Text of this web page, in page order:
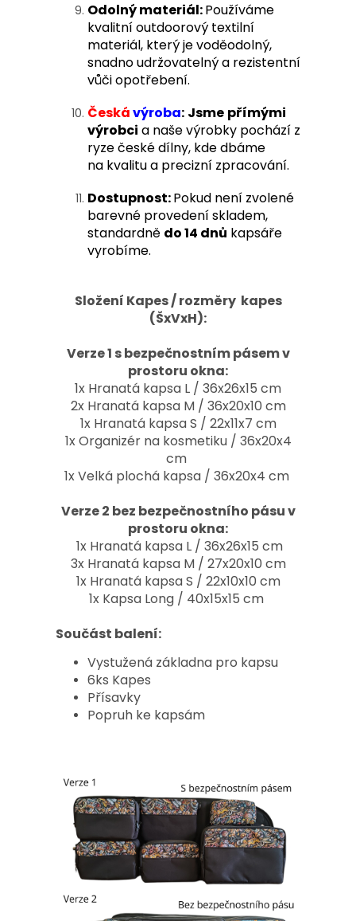
Odolný materiál:Používáme
kvalitní outdoorový textilní
materiál, který je voděodolný,
snadno udržovatelný a rezistentní
vůči opotřebení.
Českávýroba: Jsme přímými
výrobci a naše výrobky pochází z
ryze české dílny, kde dbáme
na kvalitu a precizní zpracování.
Dostupnost:Pokud není zvolené
barevné provedení skladem,
standardně do 14 dnů kapsáře
vyrobíme.
Složení Kapes / rozměry kapes
(ŠxVxH):
Verze 1 s bezpečnostním pásem v
prostoru okna:
1x Hranatá kapsa L / 36x26x15 cm
2x Hranatá kapsa M / 36x20x10 cm
1x Hranatá kapsa S / 22x11x7 cm
1x Organizér na kosmetiku / 36x20x4
cm
1x Velká plochá kapsa / 36x20x4 cm
Verze 2 bez bezpečnostního pásu v
prostoru okna:
1x Hranatá kapsa L / 36x26x15 cm
3x Hranatá kapsa M / 27x20x10 cm
1x Hranatá kapsa S / 22x10x10 cm
1x Kapsa Long / 40x15x15 cm
Součást balení:
Vystužená základna pro kapsu
6ks Kapes
Přísavky
Popruh ke kapsám